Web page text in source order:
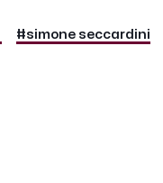
#simone seccardini